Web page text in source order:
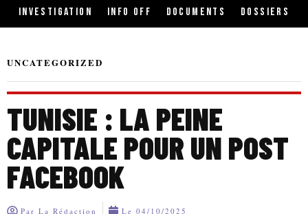
INVESTIGATION INFO OFF DOCUMENTS DOSSIERS
UNCATEGORIZED
TUNISIE : LA PEINE
CAPITALE POUR UN POST
FACEBOOK
Par La Rédaction Le 04/10/2025